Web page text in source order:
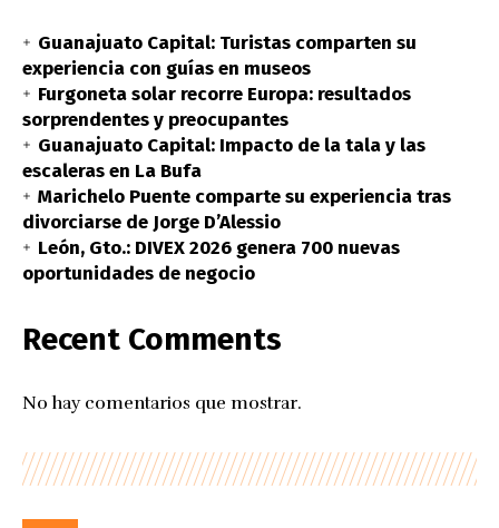
Guanajuato Capital: Turistas comparten su
experiencia con guías en museos
Furgoneta solar recorre Europa: resultados
sorprendentes y preocupantes
Guanajuato Capital: Impacto de la tala y las
escaleras en La Bufa
Marichelo Puente comparte su experiencia tras
divorciarse de Jorge D’Alessio
León, Gto.: DIVEX 2026 genera 700 nuevas
oportunidades de negocio
Recent Comments
No hay comentarios que mostrar.